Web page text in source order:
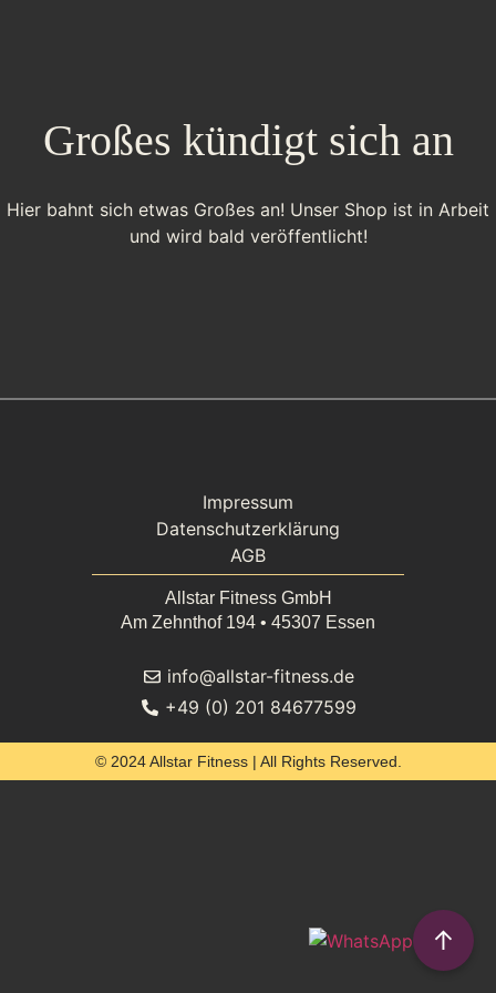
Großes kündigt sich an
Hier bahnt sich etwas Großes an! Unser Shop ist in Arbeit
und wird bald veröffentlicht!
Impressum
Datenschutzerklärung
AGB
Allstar Fitness GmbH
Am Zehnthof 194 • 45307 Essen
info@allstar-fitness.de
+49 (0) 201 84677599
© 2024 Allstar Fitness | All Rights Reserved.
↑